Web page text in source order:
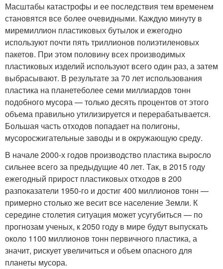
Масштабы катастрофы и ее последствия тем временем
становятся все более очевидными. Каждую минуту в
миремиллион пластиковых бутылок и ежегодно
используют почти пять триллионов полиэтиленовых
пакетов. При этом половину всех производимых
пластиковых изделий используют всего один раз, а затем
выбрасывают. В результате за 70 лет использования
пластика на планетеболее семи миллиардов тонн
подобного мусора — только десять процентов от этого
объема правильно утилизируется и перерабатывается.
Большая часть отходов попадает на полигоны,
мусоросжигательные заводы и в окружающую среду.
В начале 2000-х годов производство пластика выросло
сильнее всего за предыдущие 40 лет. Так, в 2015 году
ежегодный прирост пластиковых отходов в 200
разпоказатели 1950-го и достиг 400 миллионов тонн —
примерно столько же весит все население Земли. К
середине столетия ситуация может усугубиться — по
прогнозам ученых, к 2050 году в мире будут выпускать
около 1100 миллионов тонн первичного пластика, а
значит, рискует увеличиться и объем опасного для
планеты мусора.